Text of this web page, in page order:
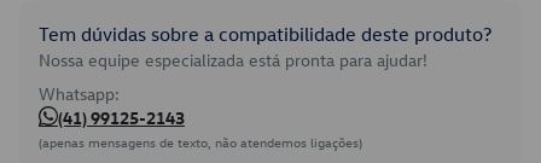
Tem dúvidas sobre a compatibilidade deste produto?
Nossa equipe especializada está pronta para ajudar!
Whatsapp:
(41) 99125-2143
(apenas mensagens de texto, não atendemos ligações)